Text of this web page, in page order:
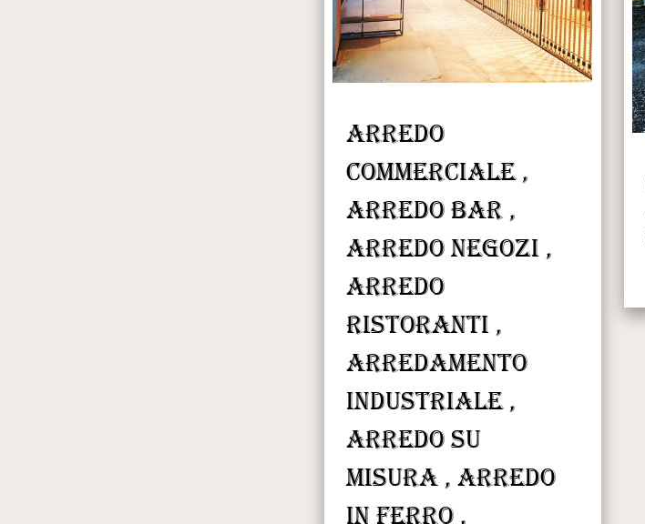
arredo
commerciale ,
arredo bar ,
arredo negozi ,
arredo
ristoranti ,
arredamento
industriale ,
arredo su
misura , arredo
in ferro ,